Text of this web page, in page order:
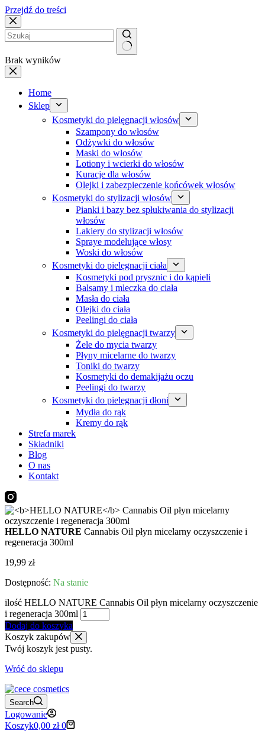
Przejdź do treści
Brak wyników
Home
Sklep
Kosmetyki do pielęgnacji włosów
Szampony do włosów
Odżywki do włosów
Maski do włosów
Lotiony i wcierki do włosów
Kuracje dla włosów
Olejki i zabezpieczenie końcówek włosów
Kosmetyki do stylizacji włosów
Pianki i bazy bez spłukiwania do stylizacji
włosów
Lakiery do stylizacji włosów
Spraye modelujące włosy
Woski do włosów
Kosmetyki do pielęgnacji ciała
Kosmetyki pod prysznic i do kąpieli
Balsamy i mleczka do ciała
Masła do ciała
Olejki do ciała
Peelingi do ciała
Kosmetyki do pielęgnacji twarzy
Żele do mycia twarzy
Płyny micelarne do twarzy
Toniki do twarzy
Kosmetyki do demakijażu oczu
Peelingi do twarzy
Kosmetyki do pielęgnacji dłoni
Mydła do rąk
Kremy do rąk
Strefa marek
Składniki
Blog
O nas
Kontakt
HELLO NATURE Cannabis Oil płyn micelarny oczyszczenie i
regeneracja 300ml
19,99 zł
Na stanie
ilość HELLO NATURE Cannabis Oil płyn micelarny oczyszczenie
i regeneracja 300ml
Dodaj do koszyka
Koszyk zakupów
Twój koszyk jest pusty.
Wróć do sklepu
Search
Logowanie
Koszyk0,00 zł 0